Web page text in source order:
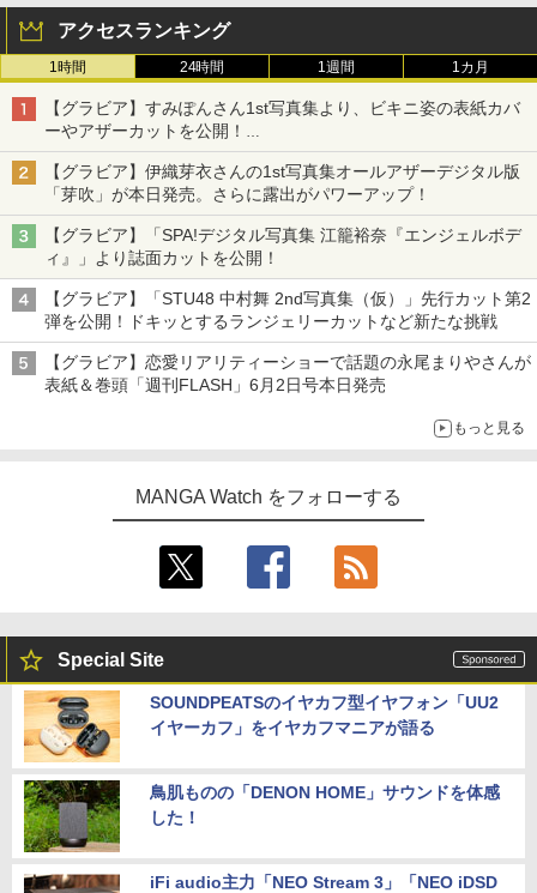
アクセスランキング
1時間 24時間 1週間 1カ月
【グラビア】すみぽんさん1st写真集より、ビキニ姿の表紙カバ
ーやアザーカットを公開！
タイトルは「offcourt（オフコート）」に決定
【グラビア】伊織芽衣さんの1st写真集オールアザーデジタル版
「芽吹」が本日発売。さらに露出がパワーアップ！
【グラビア】「SPA!デジタル写真集 江籠裕奈『エンジェルボデ
ィ』」より誌面カットを公開！
【グラビア】「STU48 中村舞 2nd写真集（仮）」先行カット第2
弾を公開！ドキッとするランジェリーカットなど新たな挑戦
【グラビア】恋愛リアリティーショーで話題の永尾まりやさんが
表紙＆巻頭「週刊FLASH」6月2日号本日発売
もっと見る
MANGA Watch をフォローする
Special Site
SOUNDPEATSのイヤカフ型イヤフォン「UU2
イヤーカフ」をイヤカフマニアが語る
鳥肌ものの「DENON HOME」サウンドを体感
した！
iFi audio主力「NEO Stream 3」「NEO iDSD